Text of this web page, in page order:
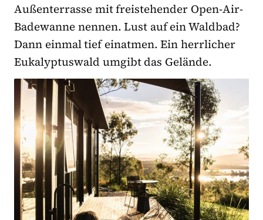
Außenterrasse mit freistehender Open-Air-
Badewanne nennen. Lust auf ein Waldbad?
Dann einmal tief einatmen. Ein herrlicher
Eukalyptuswald umgibt das Gelände.